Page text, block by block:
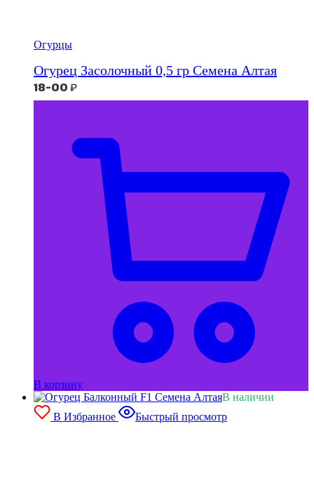
Огурцы
Огурец Засолочный 0,5 гр Семена Алтая
18-00₽
В корзину
В наличии
В Избранное
Быстрый просмотр